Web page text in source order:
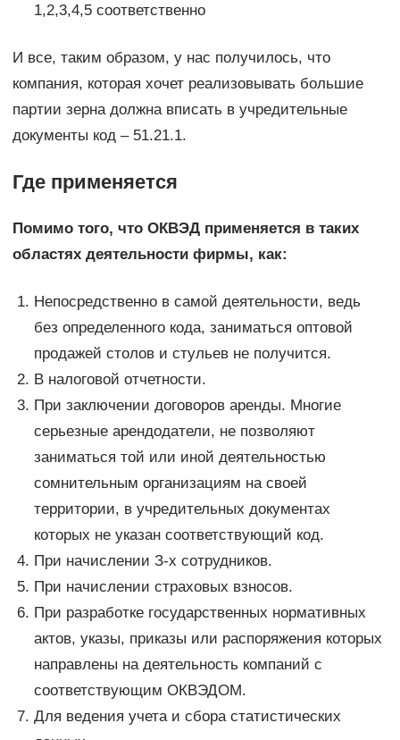
1,2,3,4,5 соответственно
И все, таким образом, у нас получилось, что
компания, которая хочет реализовывать большие
партии зерна должна вписать в учредительные
документы код – 51.21.1.
Где применяется
Помимо того, что ОКВЭД применяется в таких
областях деятельности фирмы, как:
Непосредственно в самой деятельности, ведь
без определенного кода, заниматься оптовой
продажей столов и стульев не получится.
В налоговой отчетности.
При заключении договоров аренды. Многие
серьезные арендодатели, не позволяют
заниматься той или иной деятельностью
сомнительным организациям на своей
территории, в учредительных документах
которых не указан соответствующий код.
При начислении З-х сотрудников.
При начислении страховых взносов.
При разработке государственных нормативных
актов, указы, приказы или распоряжения которых
направлены на деятельность компаний с
соответствующим ОКВЭДОМ.
Для ведения учета и сбора статистических